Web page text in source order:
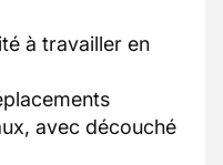
à travailler en
avec découché